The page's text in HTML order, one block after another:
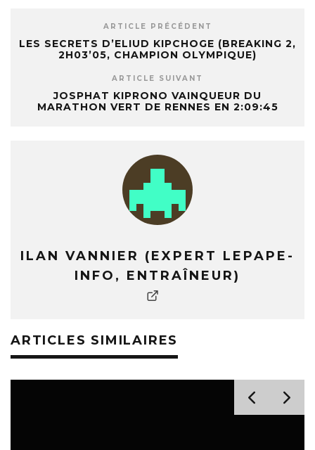
ARTICLE PRÉCÉDENT
LES SECRETS D’ELIUD KIPCHOGE (BREAKING 2,
2H03’05, CHAMPION OLYMPIQUE)
ARTICLE SUIVANT
JOSPHAT KIPRONO VAINQUEUR DU
MARATHON VERT DE RENNES EN 2:09:45
ILAN VANNIER (EXPERT LEPAPE-
INFO, ENTRAÎNEUR)
ARTICLES SIMILAIRES